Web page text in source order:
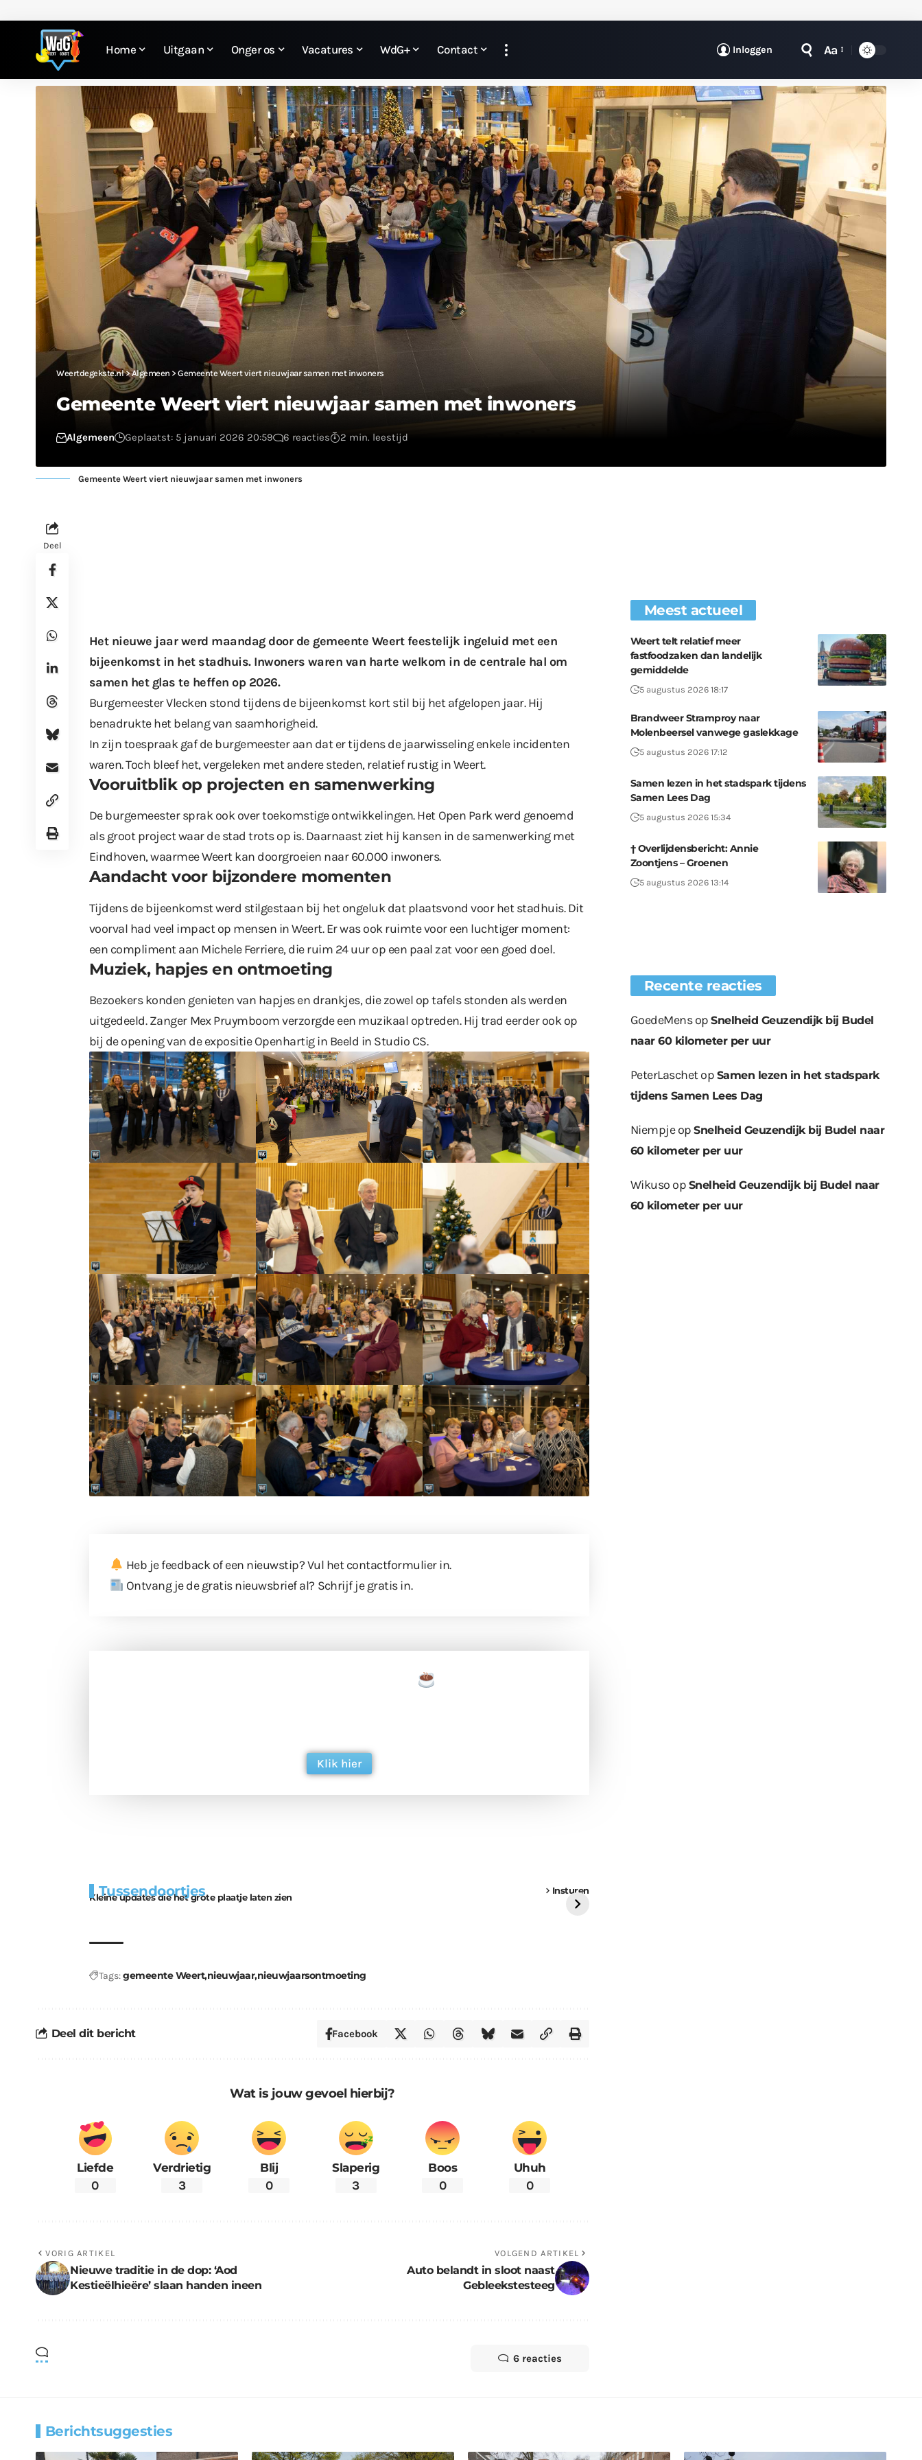
Home Uitgaan Onger os Vacatures WdG+ Contact Inloggen Aa
Weertdegekste.nl>Algemeen > Gemeente Weert viert nieuwjaar samen met inwoners
Gemeente Weert viert nieuwjaar samen met inwoners
Algemeen Geplaatst: 5 januari 2026 20:59 6 reacties 2 min. leestijd
Gemeente Weert viert nieuwjaar samen met inwoners
Deel
Het nieuwe jaar werd maandag door de gemeente Weert feestelijk ingeluid met een
bijeenkomst in het stadhuis. Inwoners waren van harte welkom in de centrale hal om
samen het glas te heffen op 2026.
Burgemeester Vlecken stond tijdens de bijeenkomst kort stil bij het afgelopen jaar. Hij
benadrukte het belang van saamhorigheid.
In zijn toespraak gaf de burgemeester aan dat er tijdens de jaarwisseling enkele incidenten
waren. Toch bleef het, vergeleken met andere steden, relatief rustig in Weert.
Vooruitblik op projecten en samenwerking
De burgemeester sprak ook over toekomstige ontwikkelingen. Het Open Parkwerd genoemd
als groot project waar de stad trots op is. Daarnaast ziet hij kansen in de samenwerking met
Eindhoven, waarmee Weert kan doorgroeien naar 60.000 inwoners.
Aandacht voor bijzondere momenten
Tijdens de bijeenkomst werd stilgestaan bij het ongeluk dat plaatsvond voor het stadhuis. Dit
voorval had veel impact op mensen in Weert. Er was ook ruimte voor een luchtiger moment:
een compliment aan Michele Ferriere, die ruim 24 uur op een paal zatvoor een goed doel.
Muziek, hapjes en ontmoeting
Bezoekers konden genieten van hapjes en drankjes, die zowel op tafels stonden als werden
uitgedeeld. Zanger Mex Pruymboomverzorgde een muzikaal optreden. Hij trad eerder ook op
bij de opening van de expositie Openhartig in Beeld in Studio CS.
Heb je feedback of een nieuwstip? Vul het contactformulierin.
Ontvang je de gratis nieuwsbrief al? Schrijf je gratis in.
Klik hier
Tussendoortjes Insturen
Kleine updates die het grote plaatje laten zien
bouwmateriaal voor
kabouters
uitdaging
Tags:gemeente Weertnieuwjaarnieuwjaarsontmoeting
Deel dit bericht Facebook
Wat is jouw gevoel hierbij?
Liefde
0
Verdrietig
3
Blij
0
Slaperig
3
Boos
0
Uhuh
0
VORIG ARTIKEL
Nieuwe traditie in de dop: ‘Aod
Kestieëlhieëre’ slaan handen ineen
VOLGEND ARTIKEL
Auto belandt in sloot naast
Gebleekstesteeg
6 reacties
Meest actueel
Weert telt relatief meer
fastfoodzaken dan landelijk
gemiddelde
5 augustus 2026 18:17
Brandweer Stramproy naar
Molenbeersel vanwege gaslekkage
5 augustus 2026 17:12
Samen lezen in het stadspark tijdens
Samen Lees Dag
5 augustus 2026 15:34
† Overlijdensbericht: Annie
Zoontjens – Groenen
5 augustus 2026 13:14
Recente reacties
GoedeMensopSnelheid Geuzendijk bij Budel
naar 60 kilometer per uur
PeterLaschetop Samen lezen in het stadspark
tijdens Samen Lees Dag
NiempjeopSnelheid Geuzendijk bij Budel naar
60 kilometer per uur
Wikuso op Snelheid Geuzendijk bij Budel naar
60 kilometer per uur
Berichtsuggesties